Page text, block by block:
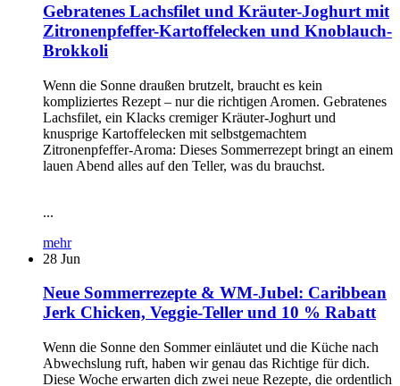
Gebratenes Lachsfilet und Kräuter-Joghurt mit
Zitronenpfeffer-Kartoffelecken und Knoblauch-
Brokkoli
Wenn die Sonne draußen brutzelt, braucht es kein
kompliziertes Rezept – nur die richtigen Aromen. Gebratenes
Lachsfilet, ein Klacks cremiger Kräuter-Joghurt und
knusprige Kartoffelecken mit selbstgemachtem
Zitronenpfeffer-Aroma: Dieses Sommerrezept bringt an einem
lauen Abend alles auf den Teller, was du brauchst.
...
mehr
28 Jun
Neue Sommerrezepte & WM-Jubel: Caribbean
Jerk Chicken, Veggie-Teller und 10 % Rabatt
Wenn die Sonne den Sommer einläutet und die Küche nach
Abwechslung ruft, haben wir genau das Richtige für dich.
Diese Woche erwarten dich zwei neue Rezepte, die ordentlich